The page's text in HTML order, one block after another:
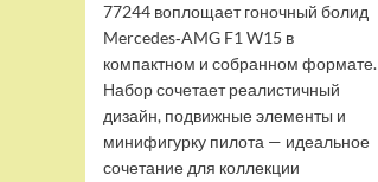
77244 воплощает гоночный болид
Mercedes‑AMG F1 W15 в
компактном и собранном формате.
Набор сочетает реалистичный
дизайн, подвижные элементы и
минифигурку пилота — идеальное
сочетание для коллекции